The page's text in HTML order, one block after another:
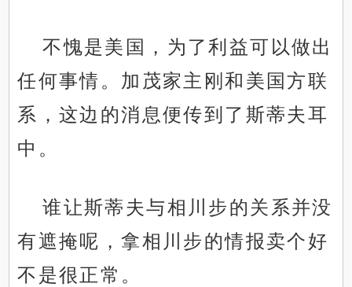
不愧是美国，为了利益可以做出
任何事情。加茂家主刚和美国方联
系，这边的消息便传到了斯蒂夫耳
中。
谁让斯蒂夫与相川步的关系并没
有遮掩呢，拿相川步的情报卖个好
不是很正常。